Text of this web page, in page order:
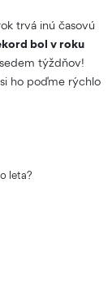
trvá inú časovú
bol v roku
týždňov!
ho poďme rýchlo
leta?